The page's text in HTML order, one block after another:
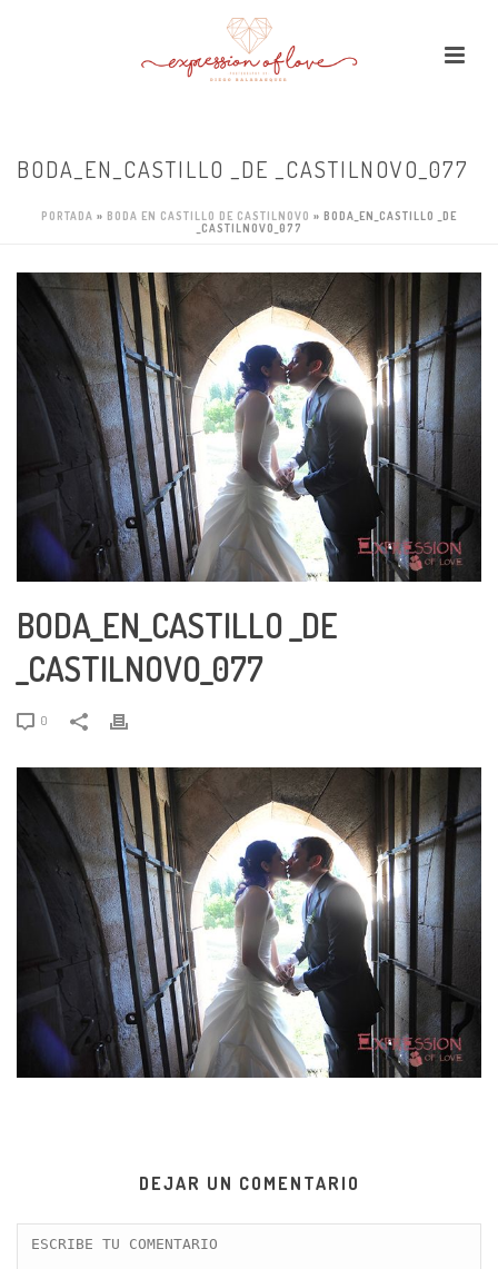
BODA_EN_CASTILLO _DE _CASTILNOVO_077
PORTADA » BODA EN CASTILLO DE CASTILNOVO » BODA_EN_CASTILLO _DE
_CASTILNOVO_077
BODA_EN_CASTILLO _DE
_CASTILNOVO_077
0
DEJAR UN COMENTARIO